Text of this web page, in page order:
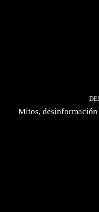
Mitos, desinformación